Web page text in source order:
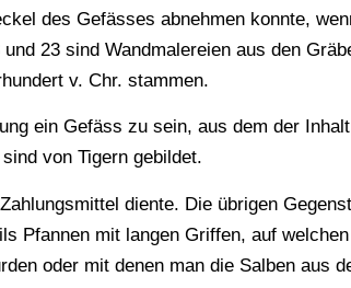
des Gefässes abnehmen konnte,
23 sind Wandmalereien aus den
v. Chr. stammen.
ein Gefäss zu sein, aus dem der
von Tigern gebildet.
diente. Die übrigen
Pfannen mit langen Griffen, auf
oder mit denen man die Salben aus